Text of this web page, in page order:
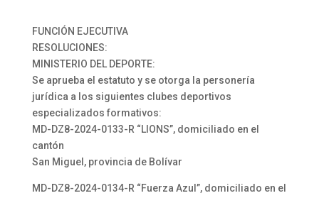
FUNCIÓN EJECUTIVA
RESOLUCIONES:
MINISTERIO DEL DEPORTE:
Se aprueba el estatuto y se otorga la personería
jurídica a los siguientes clubes deportivos
especializados formativos:
MD-DZ8-2024-0133-R “LIONS”, domiciliado en el
cantón
San Miguel, provincia de Bolívar
MD-DZ8-2024-0134-R “Fuerza Azul”, domiciliado en el